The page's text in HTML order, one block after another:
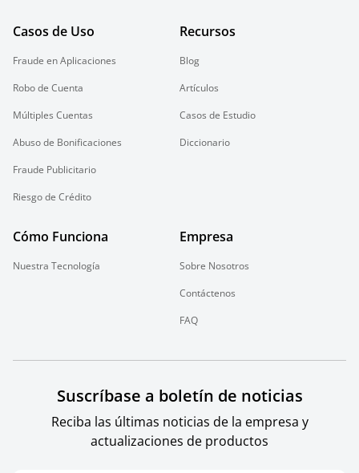
Casos de Uso
Fraude en Aplicaciones
Robo de Cuenta
Múltiples Cuentas
Abuso de Bonificaciones
Fraude Publicitario
Riesgo de Crédito
Recursos
Blog
Artículos
Casos de Estudio
Diccionario
Cómo Funciona
Nuestra Tecnología
Empresa
Sobre Nosotros
Contáctenos
FAQ
Suscríbase a boletín de noticias
Reciba las últimas noticias de la empresa y
actualizaciones de productos